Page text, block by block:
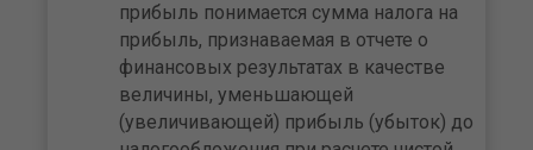
прибыль понимается сумма налога на
прибыль, признаваемая в отчете о
финансовых результатах в качестве
величины, уменьшающей
(увеличивающей) прибыль (убыток) до